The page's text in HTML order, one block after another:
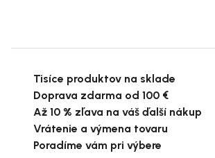
Tisíce produktov na sklade
Doprava zdarma od 100 €
Až 10 % zľava na váš ďalší nákup
Vrátenie a výmena tovaru
Poradíme vám pri výbere